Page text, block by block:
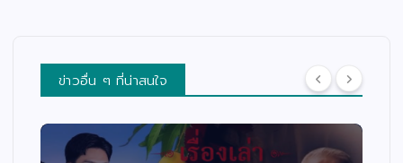
ข่าวอื่น ๆ ที่น่าสนใจ